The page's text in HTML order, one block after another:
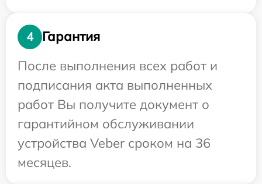
4
Гарантия
После выполнения всех работ и
подписания акта выполненных
работ Вы получите документ о
гарантийном обслуживании
устройства Veber сроком на 36
месяцев.